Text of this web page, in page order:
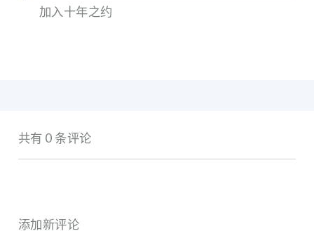
加入十年之约
共有 0 条评论
添加新评论